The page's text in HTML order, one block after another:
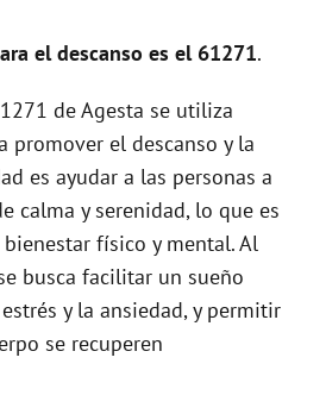
e
o
el descanso es el 61271.
de Agesta se utiliza
promover el descanso y la
es ayudar a las personas a
calma y serenidad, lo que es
físico y mental. Al
busca facilitar un sueño
y la ansiedad, y permitir
se recuperen